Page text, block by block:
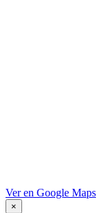
Ver en Google Maps
×